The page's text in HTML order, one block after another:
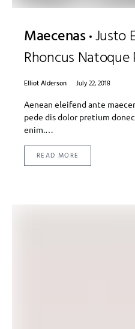
Maecenas Justo
Rhoncus
Elliot Alderson
July 22, 2018
Aenean eleifend ante
pede dis dolor pretium
enim.…
READ MORE